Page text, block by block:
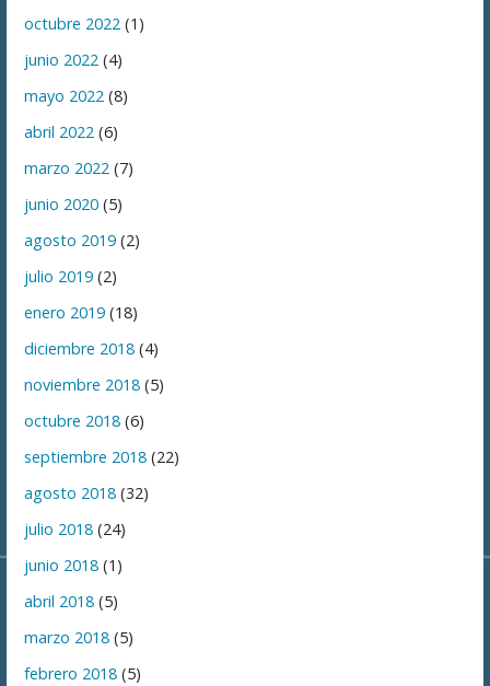
octubre 2022 (1)
junio 2022 (4)
mayo 2022 (8)
abril 2022 (6)
marzo 2022 (7)
junio 2020 (5)
agosto 2019 (2)
julio 2019 (2)
enero 2019 (18)
diciembre 2018 (4)
noviembre 2018 (5)
octubre 2018 (6)
septiembre 2018 (22)
agosto 2018 (32)
julio 2018 (24)
junio 2018 (1)
abril 2018 (5)
marzo 2018 (5)
febrero 2018 (5)